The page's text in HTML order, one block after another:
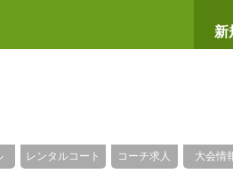
新
レンタルコート コーチ求人 大会情